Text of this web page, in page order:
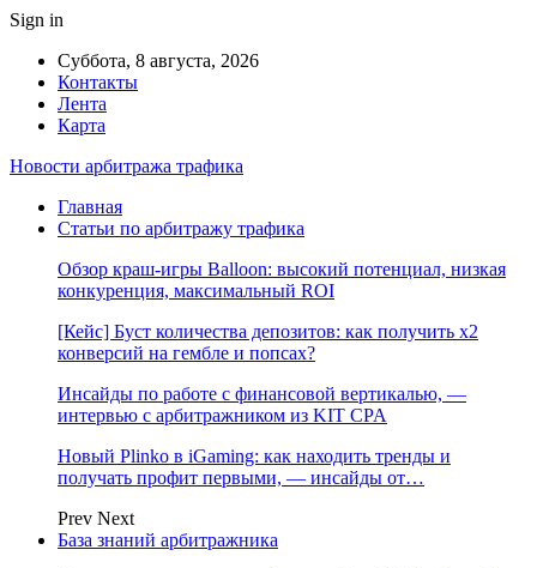
Sign in
Суббота, 8 августа, 2026
Контакты
Лента
Карта
Новости арбитража трафика
Главная
Статьи по арбитражу трафика
Обзор краш-игры Balloon: высокий потенциал, низкая
конкуренция, максимальный ROI
[Кейс] Буст количества депозитов: как получить х2
конверсий на гембле и попсах?
Инсайды по работе с финансовой вертикалью, —
интервью с арбитражником из KIT CPA
Новый Plinko в iGaming: как находить тренды и
получать профит первыми, — инсайды от…
Prev Next
База знаний арбитражника